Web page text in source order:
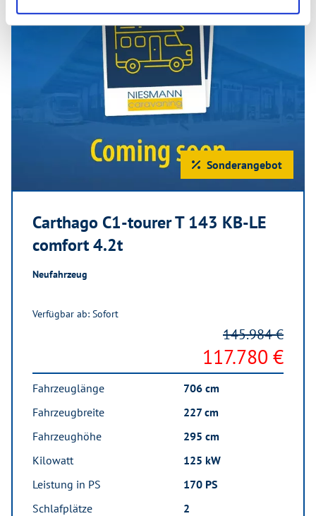
Sonderangebot
Carthago C1-tourer T 143 KB-LE
comfort 4.2t
Neufahrzeug
Verfügbar ab: Sofort
117.780 €
145.984 €
Fahrzeuglänge
706 cm
Fahrzeugbreite
227 cm
Fahrzeughöhe
295 cm
Kilowatt
125 kW
Leistung in PS
170 PS
Schlafplätze
2